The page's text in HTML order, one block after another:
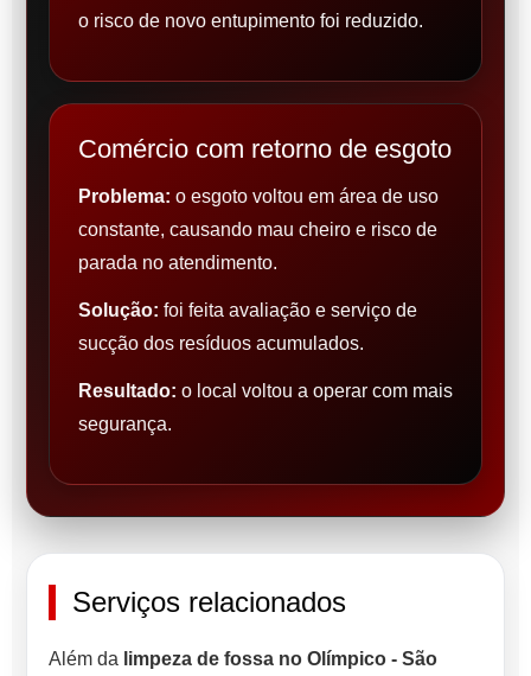
o risco de novo entupimento foi reduzido.
Comércio com retorno de esgoto
Problema: o esgoto voltou em área de uso
constante, causando mau cheiro e risco de
parada no atendimento.
Solução: foi feita avaliação e serviço de
sucção dos resíduos acumulados.
Resultado: o local voltou a operar com mais
segurança.
Serviços relacionados
Além da limpeza de fossa no Olímpico - São